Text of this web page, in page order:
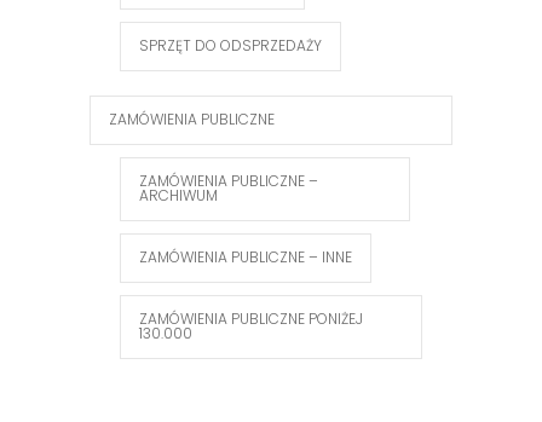
SPRZĘT DO ODSPRZEDAŻY
ZAMÓWIENIA PUBLICZNE
ZAMÓWIENIA PUBLICZNE –
ARCHIWUM
ZAMÓWIENIA PUBLICZNE – INNE
ZAMÓWIENIA PUBLICZNE PONIŻEJ
130.000